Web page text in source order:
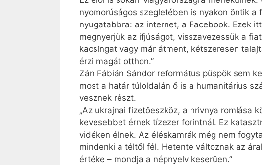
nyomorúságos szegletében is nyakon öntik
nyugatabbra: az internet, a Facebook. Ezek
megnyerjük az ifjúságot, visszavezessük a
kacsingat vagy már átment, kétszeresen
érzi magát otthon.”
Zán Fábián Sándor református püspök sem
most a határ túloldalán ő is a humanitárius
vesznek részt.
„Az ukrajnai fizetőeszköz, a hrivnya romlása
kevesebbet érnek tízezer forintnál. Ez
vidéken élnek. Az éléskamrák még nem
mindenki a téltől fél. Hetente változnak az
értéke – mondja a népnyelv keserűen.”